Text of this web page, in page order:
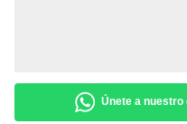
Únete a nuestro